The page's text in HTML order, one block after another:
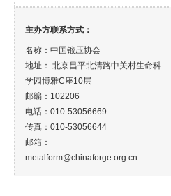
主办方联系方式：
名称：中国锻压协会
地址： 北京昌平北清路中关村生命科
学园博雅C座10层
邮编：102206
电话：010-53056669
传真：010-53056644
邮箱：
metalform@chinaforge.org.cn